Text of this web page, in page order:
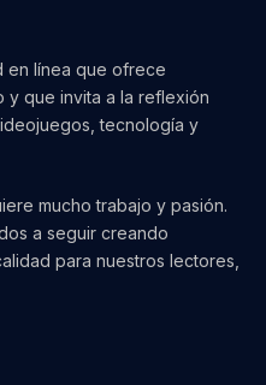
en línea que ofrece
que invita a la reflexión
tecnología y
mucho trabajo y pasión.
a seguir creando
para nuestros lectores,